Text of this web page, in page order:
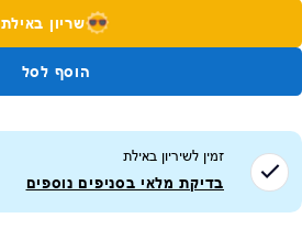
שריון באילת
הוסף לסל
זמין לשיריון באילת
בדיקת מלאי בסניפים נוספים